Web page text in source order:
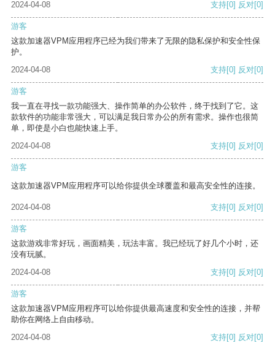
2024-04-08 支持[0] 反对[0]
游客
这款加速器VPM应用程序已经为我们带来了无限的隐私保护和安全性保
护。
2024-04-08
支持[0] 反对[0]
游客
我一直在寻找一款功能强大、操作简单的办公软件，终于找到了它。这
款软件的功能非常强大，可以满足我日常办公的所有需求。操作也很简
单，即使是小白也能快速上手。
2024-04-08
支持[0] 反对[0]
游客
这款加速器VPM应用程序可以给你提供全球覆盖和最高安全性的连接。
2024-04-08 支持[0] 反对[0]
游客
这款游戏非常好玩，画面精美，玩法丰富。我已经玩了好几个小时，还
没有玩腻。
2024-04-08
支持[0] 反对[0]
游客
这款加速器VPM应用程序可以给你提供最高速度和安全性的连接，并帮
助你在网络上自由移动。
2024-04-08
支持[0] 反对[0]